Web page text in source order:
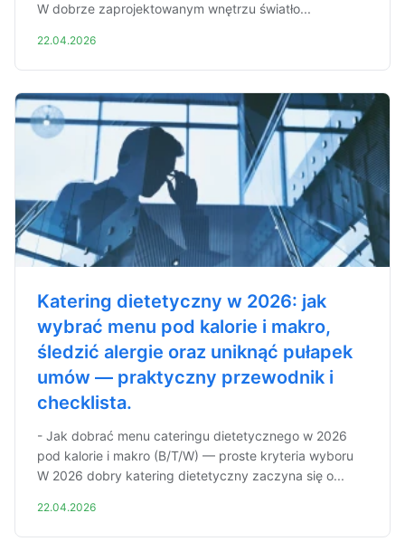
W dobrze zaprojektowanym wnętrzu światło...
22.04.2026
Katering dietetyczny w 2026: jak
wybrać menu pod kalorie i makro,
śledzić alergie oraz uniknąć pułapek
umów — praktyczny przewodnik i
checklista.
- Jak dobrać menu cateringu dietetycznego w 2026
pod kalorie i makro (B/T/W) — proste kryteria wyboru
W 2026 dobry katering dietetyczny zaczyna się o...
22.04.2026